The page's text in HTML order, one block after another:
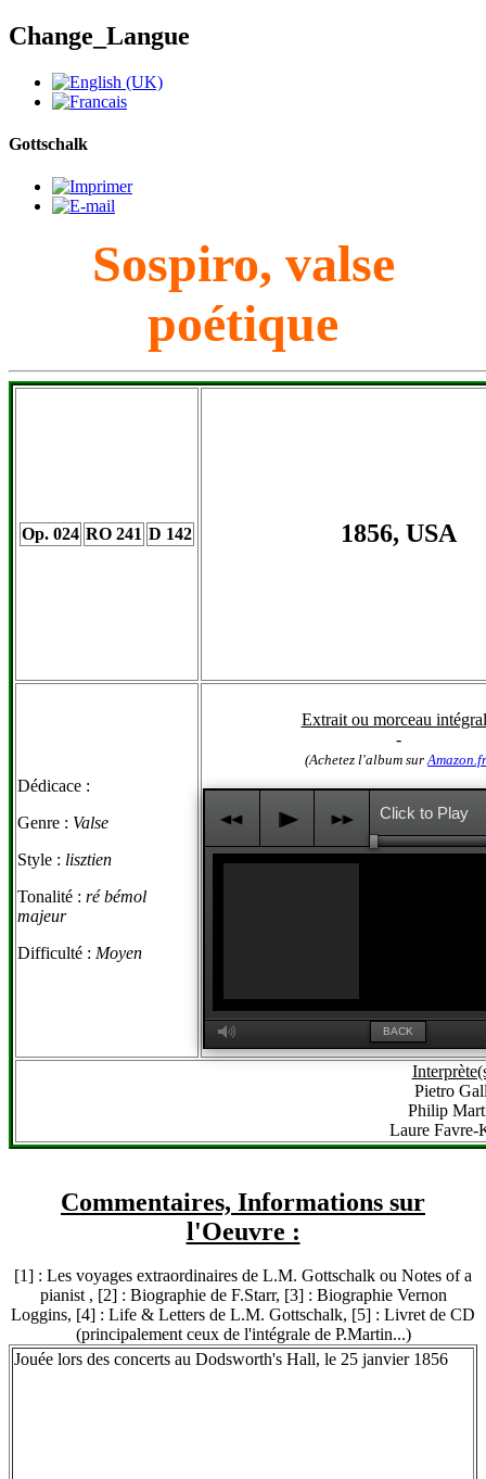
Change_Langue
Gottschalk
Sospiro, valse
poétique
Op. 024 RO 241 D 142 1856, USA
Dédicace :
Genre : Valse
Style : lisztien
Tonalité : ré bémol
majeur
Difficulté : Moyen
Extrait ou morceau
-
(Achetez l'album surAmazon.fr
p
j k
M BACK
Click to Play
Pietro
Philip
Laure Favre-
Commentaires, Informations sur
l'Oeuvre :
[1] : Les voyages extraordinaires de L.M. Gottschalk ou Notes of a
pianist , [2] : Biographie de F.Starr, [3] : Biographie Vernon
Loggins, [4] : Life & Letters de L.M. Gottschalk, [5] : Livret de CD
(principalement ceux de l'intégrale de P.Martin...)
Jouée lors des concerts au Dodsworth's Hall, le 25 janvier 1856